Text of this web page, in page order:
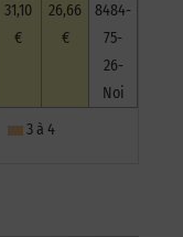
31,10
€
26,66
€
8484-
75-
26-
Noi
3 à 4